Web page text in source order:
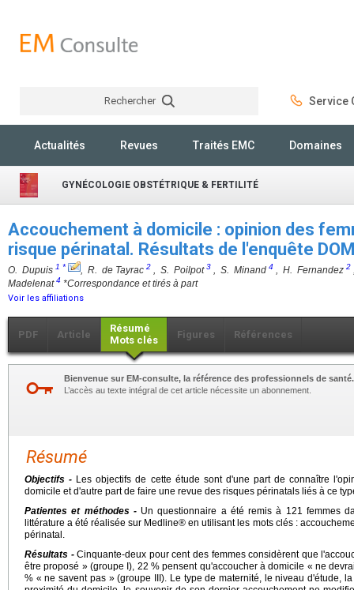
Rechercher Service
Actualités Revues Traités EMC Domaines
GYNÉCOLOGIE OBSTÉTRIQUE & FERTILITÉ
Accouchement à domicile : opinion des
risque périnatal. Résultats de l'enquête
O. Dupuis 1 * , R. de Tayrac 2 , S. Poilpot3 , S. Minand 4 , H. Fernandez 2
Madelenat4 *Correspondance et tirés à part
Voir les affiliations
PDF Article
Résumé
Mots clés
Figures Références
Bienvenue sur EM-consulte, la référence des professionnels de santé.
L’accès au texte intégral de cet article nécessite un abonnement.
Résumé
Objectifs - Les objectifs de cette étude sont d'une part de connaître
domicile et d'autre part de faire une revue des risques périnatals liés à ce
Patientes et méthodes - Un questionnaire a été remis à 121 femmes
littérature a été réalisée sur Medline® en utilisant les mots clés :
périnatal.
Résultats -Cinquante-deux pour cent des femmes considèrent que
être proposé » (groupe I), 22 % pensent qu'accoucher à domicile « ne
% « ne savent pas » (groupe III). Le type de maternité, le niveau d'étude,